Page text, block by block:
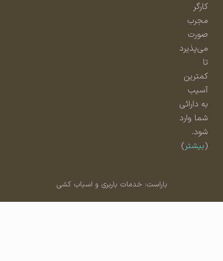
مجرب
صورت
می‌پذیرد
کمترین
آسیب
به دارائی
شما وارد
شود.
بیشتر)
باراست: خدمات باربری و اسباب کشی